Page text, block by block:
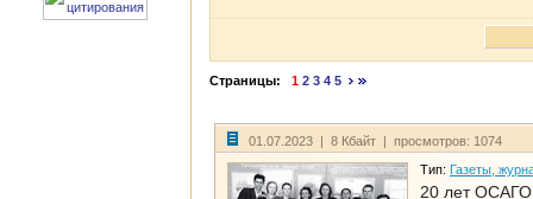
Страницы: 1 2 3 4 5
01.07.2023 | 8 Кбайт | просмотров: 1074
Тип: Газеты,
20 лет